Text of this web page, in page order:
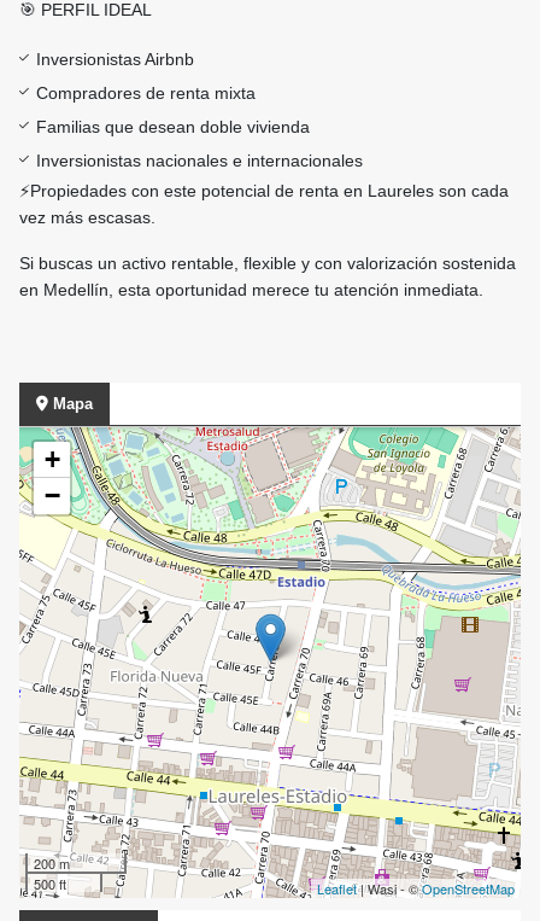
🎯 PERFIL IDEAL
Inversionistas Airbnb
Compradores de renta mixta
Familias que desean doble vivienda
Inversionistas nacionales e internacionales
⚡Propiedades con este potencial de renta en Laureles son cada
vez más escasas.
Si buscas un activo rentable, flexible y con valorización sostenida
en Medellín, esta oportunidad merece tu atención inmediata.
Mapa
+
−
200 m
500 ft
Leaflet| Wasi - ©OpenStreetMap